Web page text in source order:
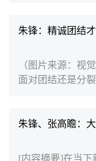
的问题是：冲突
苏联解体，中美
国关系的本质已
过去经常定义大
朱锋：精诚团结
（图片来源：视
面对团结还是分
（G20）峰会、
会议等三场重要
近两周，随着东
朱锋、张高瞻：
[内容摘要]在当下